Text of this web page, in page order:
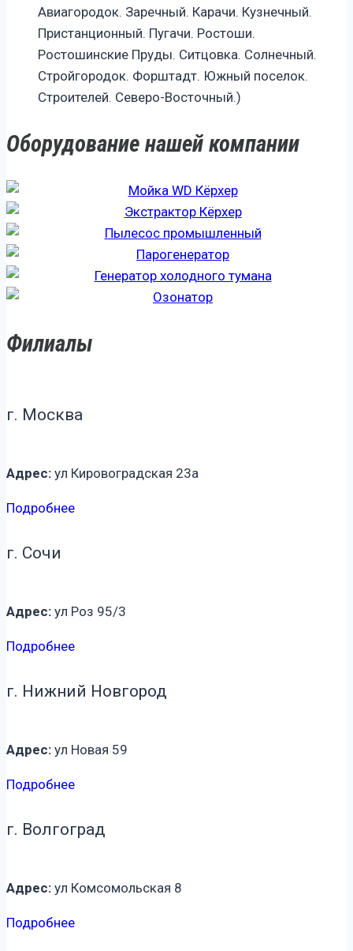
Авиагородок. Заречный. Карачи. Кузнечный.
Пристанционный. Пугачи. Ростоши.
Ростошинские Пруды. Ситцовка. Солнечный.
Стройгородок. Форштадт. Южный поселок.
Строителей. Северо-Восточный.)
Оборудование нашей компании
Филиалы
г. Москва
Адрес: ул Кировоградская 23а
Подробнее
г. Сочи
Адрес: ул Роз 95/3
Подробнее
г. Нижний Новгород
Адрес: ул Новая 59
Подробнее
г. Волгоград
Адрес: ул Комсомольская 8
Подробнее